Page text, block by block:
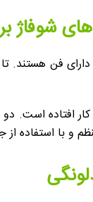
شوفاژ
فن هستند.
افتاده است.
و با استفاده از